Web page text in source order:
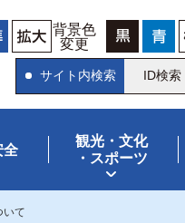
背景色
変更
サイト内検索 ID検索
全
観光・文化
・スポーツ
いて